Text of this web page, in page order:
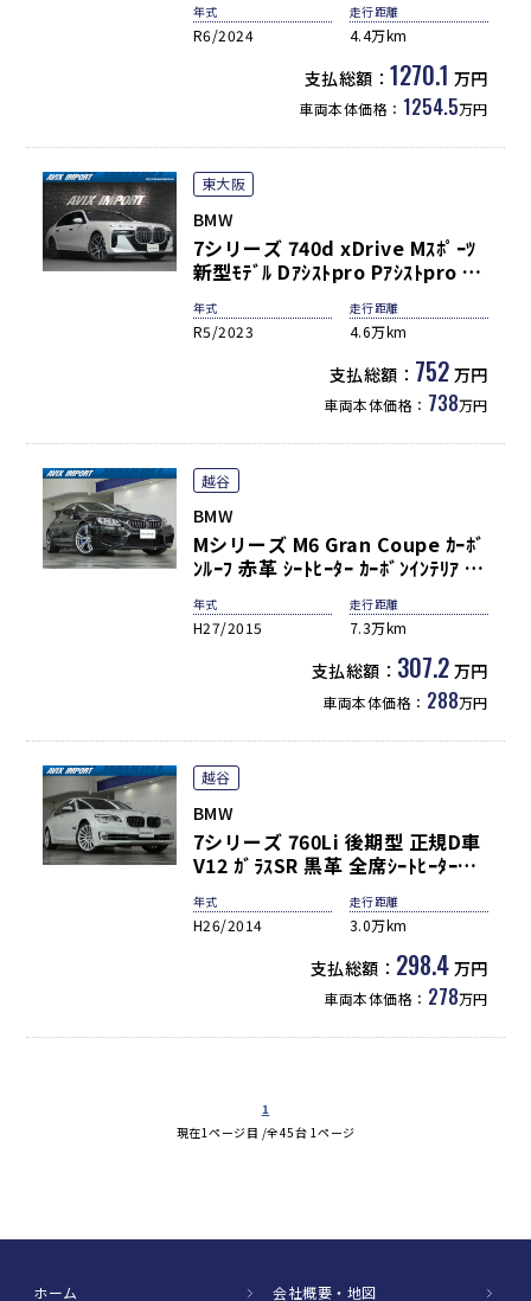
HDDﾅﾋﾞ地ﾃﾞｼﾞ全周ｶﾒﾗ ﾊﾟｰｷﾝｸﾞｱ
ｼｽﾄﾌﾟﾗｽ Bowers&Wilkinsｻｳﾝﾄﾞ
純正23AW(黒塗装) 禁煙 ﾜﾝｵｰﾅｰ
新車保証 正規D車
年式
R6/2024
走行距離
4.4万km
支払総額：1270.1 万円
車両本体価格： 1254.5万円
東大阪
BMW
7シリーズ 740d xDrive Mｽﾎﾟｰﾂ
新型ﾓﾃﾞﾙ Dｱｼｽﾄpro Pｱｼｽﾄpro ｼｰ
ﾄﾋｰﾀｰ ﾍﾞﾝﾁﾚｰｼｮﾝ ﾊﾟﾉﾗﾐｯｸｶﾞﾗｽﾙｰﾌ
Bowers&Willkinsｻﾗｳﾝﾄﾞ HUD ﾅ
ﾋﾞ 地ﾃﾞｼﾞ 360°ｶﾒﾗ 純正20ｲﾝﾁAW
禁煙 正規ﾃﾞｨｰﾗｰ車
年式
R5/2023
走行距離
4.6万km
支払総額： 752 万円
車両本体価格： 738万円
越谷
BMW
Mシリーズ M6 Gran Coupe ｶｰﾎﾞ
ﾝﾙｰﾌ 赤革 ｼｰﾄﾋｰﾀｰ ｶｰﾎﾞﾝｲﾝﾃﾘｱ 純
正HDDﾅﾋﾞ地ﾃﾞｼﾞ Bｶﾒﾗ＆ｻﾗｳﾝﾄﾞ
ﾋﾞｭｰ PDC HUDｸﾙｰｽﾞｺﾝﾄﾛｰﾙ ｲﾝﾃﾘ
ｼﾞｪﾝﾄS ｿﾌﾄｸﾛｰｽﾞﾄﾞｱ LEDﾍｯﾄﾞﾗｲﾄ
青ｷｬﾘﾊﾟｰ 社外ﾄﾗﾝｸｽﾎﾟｲﾗｰ 専用20
年式
H27/2015
走行距離
7.3万km
支払総額： 307.2 万円
車両本体価格： 288万円
越谷
BMW
7シリーズ 760Li 後期型 正規D車
V12 ｶﾞﾗｽSR 黒革 全席ｼｰﾄﾋｰﾀｰ&
ｱｴﾝﾀｰ 純正HDDﾅﾋﾞ地ﾃﾞｼﾞ ﾊｰﾏﾝｶｰ
ﾄﾞﾝ HUD＆PDC ﾄｯﾌﾟﾋﾞｭｰ+ｻｲﾄﾞ
ｿﾌﾄｸﾛｰｽﾞ LEDﾍｯﾄﾞﾗｲﾄ 純正19AW
年式
H26/2014
走行距離
3.0万km
支払総額： 298.4 万円
車両本体価格： 278万円
1
現在1ページ目 /全45台 1ページ
ホーム 会社概要・地図